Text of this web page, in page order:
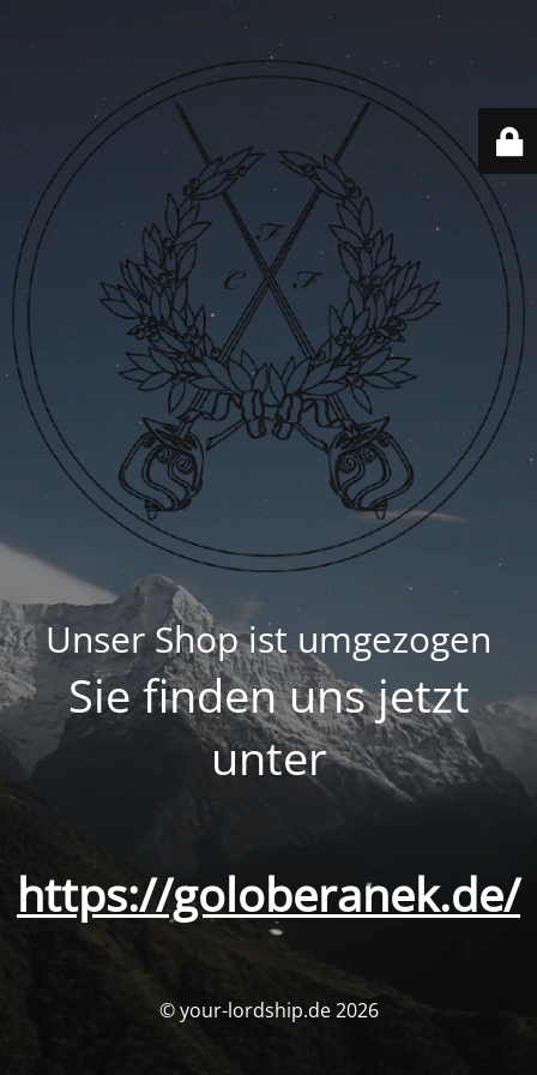
Unser Shop ist umgezogen
Sie finden uns jetzt
unter
https://goloberanek.de/
© your-lordship.de 2026